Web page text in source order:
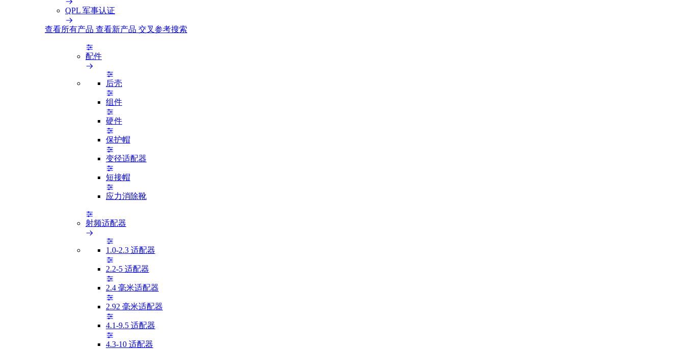
QPL 军事认证
查看所有产品 查看新产品 交叉参考搜索
配件
后壳
组件
硬件
保护帽
变径适配器
短接帽
应力消除靴
射频适配器
1.0-2.3 适配器
2.2-5 适配器
2.4 毫米适配器
2.92 毫米适配器
4.1-9.5 适配器
4.3-10 适配器